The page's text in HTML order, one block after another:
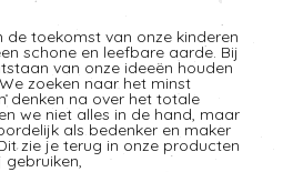
de toekomst van onze kinderen
schone en leefbare aarde. Bij
van onze ideeën houden
zoeken naar het minst
denken na over het totale
we niet alles in de hand, maar
als bedenker en maker
zie je terug in onze producten